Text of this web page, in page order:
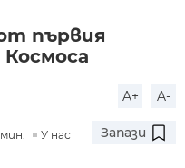
първия
A+ A-
У нас Запази